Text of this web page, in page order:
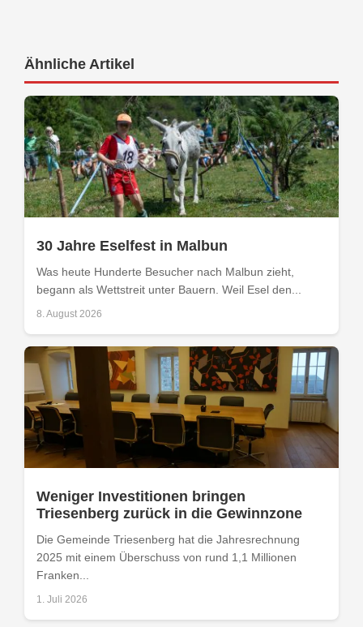
Ähnliche Artikel
30 Jahre Eselfest in Malbun
Was heute Hunderte Besucher nach Malbun zieht,
begann als Wettstreit unter Bauern. Weil Esel den...
8. August 2026
Weniger Investitionen bringen
Triesenberg zurück in die Gewinnzone
Die Gemeinde Triesenberg hat die Jahresrechnung
2025 mit einem Überschuss von rund 1,1 Millionen
Franken...
1. Juli 2026